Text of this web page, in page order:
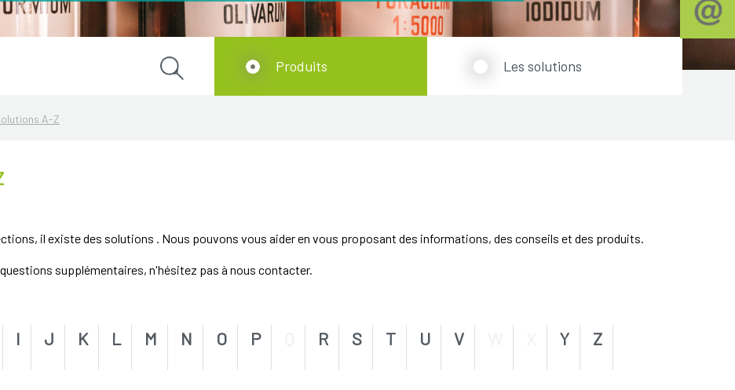
A-Z
Produits Les solutions
il existe des solutions . Nous pouvons vous aider en vous proposant des informations, des conseils et des produits.
supplémentaires, n'hésitez pas à nous contacter.
I J K L M N O P R S T U V Y Z